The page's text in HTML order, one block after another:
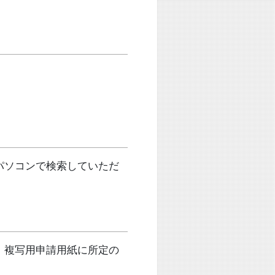
コンで検索していただ
写用申請用紙に所定の